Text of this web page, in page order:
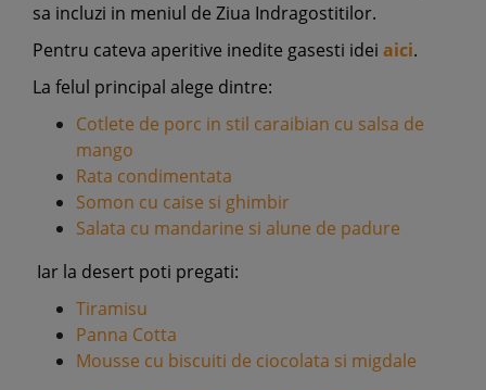
sa incluzi in meniul de Ziua Indragostitilor.
Pentru cateva aperitive inedite gasesti idei aici.
La felul principal alege dintre:
Cotlete de porc in stil caraibian cu salsa de
mango
Rata condimentata
Somon cu caise si ghimbir
Salata cu mandarine si alune de padure
Iar la desert poti pregati:
Tiramisu
Panna Cotta
Mousse cu biscuiti de ciocolata si migdale